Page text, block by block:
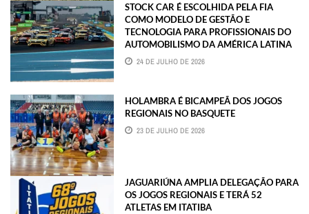
STOCK CAR É ESCOLHIDA PELA FIA
COMO MODELO DE GESTÃO E
TECNOLOGIA PARA PROFISSIONAIS DO
AUTOMOBILISMO DA AMÉRICA LATINA
24 DE JULHO DE 2026
HOLAMBRA É BICAMPEÃ DOS JOGOS
REGIONAIS NO BASQUETE
23 DE JULHO DE 2026
JAGUARIÚNA AMPLIA DELEGAÇÃO PARA
OS JOGOS REGIONAIS E TERÁ 52
ATLETAS EM ITATIBA